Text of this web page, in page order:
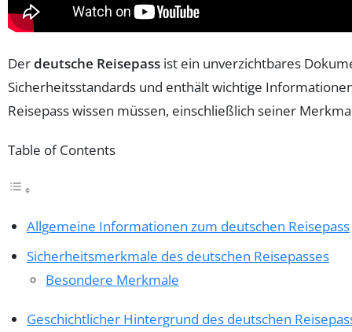
Derdeutsche Reisepass ist ein unverzichtbares
Sicherheitsstandards und enthält wichtige
Reisepass wissen müssen, einschließlich seiner
Table of Contents
Allgemeine Informationen zum deutschen Reisepass
Sicherheitsmerkmale des deutschen Reisepasses
Besondere Merkmale
Geschichtlicher Hintergrund des deutschen